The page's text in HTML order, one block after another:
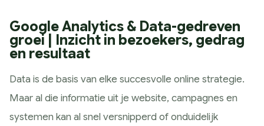
Koers bepalen
Marketing Strategie
Meting & Analyse
Ontwerp
Huisstijl ontwerp
Website ontwerp
Google Analytics & Data-gedreven
groei | Inzicht in bezoekers, gedrag
en resultaat
Data is de basis van elke succesvolle online strategie.
Maar al die informatie uit je website, campagnes en
systemen kan al snel versnipperd of onduidelijk